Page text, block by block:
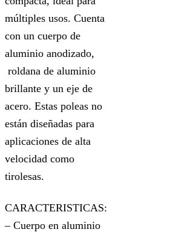
múltiples usos. Cuenta
con un cuerpo de
aluminio anodizado,
roldana de aluminio
brillante y un eje de
acero. Estas poleas no
están diseñadas para
aplicaciones de alta
velocidad como
tirolesas.
CARACTERISTICAS:
– Cuerpo en aluminio